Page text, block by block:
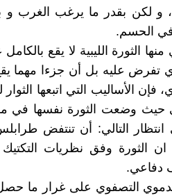
و لكن بقدر ما يرغب الغرب و
في الحسم.
الثورة الليبية لا يقع
تفرض عليه بل أن جزءا مهما
فإن الأساليب التي اتبعها
حيث وضعت الثورة نفسها في
انتظار التالي: أن تنتفض
الثورة وفق نظريات التكتيك
دفاعي.
الدموي التصفوي على غرار ما